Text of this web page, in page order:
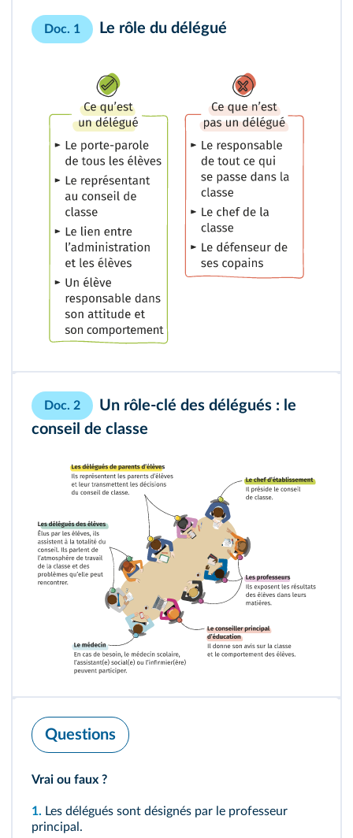
Doc. 1 Le rôle du délégué
Doc. 2
Un rôle‑clé des délégués : le
conseil de classe
Questions
Vrai ou faux ?
1. Les délégués sont désignés par le professeur
principal.